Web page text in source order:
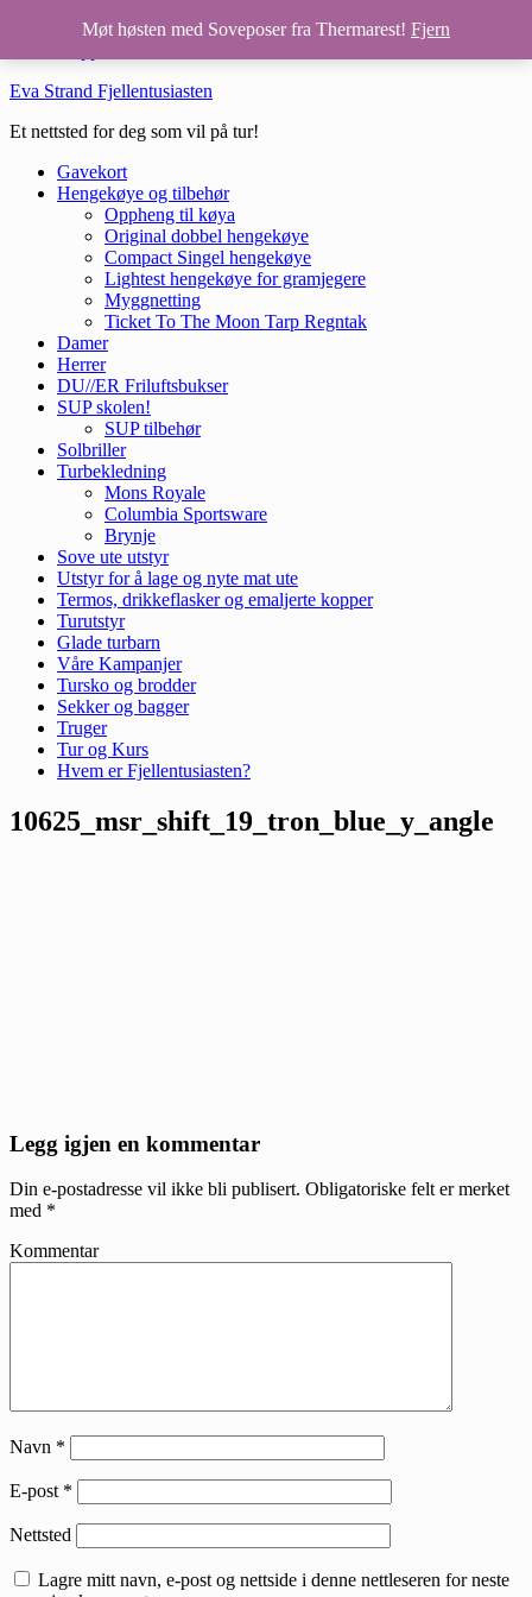
Hopp til hovedinnhold
Eva Strand Fjellentusiasten
Et nettsted for deg som vil på tur!
Gavekort
Hengekøye og tilbehør
Oppheng til køya
Original dobbel hengekøye
Compact Singel hengekøye
Lightest hengekøye for gramjegere
Myggnetting
Ticket To The Moon Tarp Regntak
Damer
Herrer
DU//ER Friluftsbukser
SUP skolen!
SUP tilbehør
Solbriller
Turbekledning
Mons Royale
Columbia Sportsware
Brynje
Sove ute utstyr
Utstyr for å lage og nyte mat ute
Termos, drikkeflasker og emaljerte kopper
Turutstyr
Glade turbarn
Våre Kampanjer
Tursko og brodder
Sekker og bagger
Truger
Tur og Kurs
Hvem er Fjellentusiasten?
10625_msr_shift_19_tron_blue_y_angle
Reader
Legg igjen en kommentar
Din e-postadresse vil ikke bli publisert. Obligatoriske felt er merket
med *
Kommentar
Navn *
E-post *
Nettsted
Lagre mitt navn, e-post og nettside i denne nettleseren for neste
Møt høsten med Soveposer fra Thermarest! Fjern